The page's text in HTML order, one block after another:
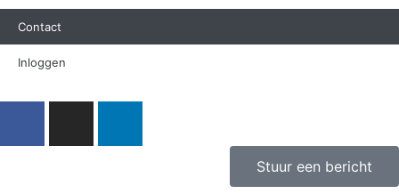
Contact
Inloggen
Stuur een bericht